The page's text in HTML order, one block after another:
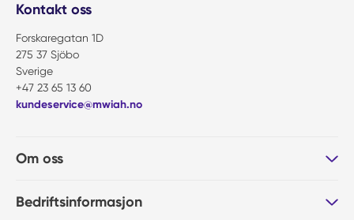
Kontakt oss
Forskaregatan 1D
275 37 Sjöbo
Sverige
+47 23 65 13 60
kundeservice@mwiah.no
Om oss
Bedriftsinformasjon